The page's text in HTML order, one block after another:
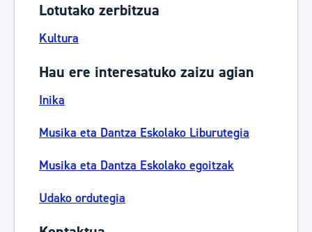
Lotutako zerbitzua
Kultura
Hau ere interesatuko zaizu agian
Inika
Musika eta Dantza Eskolako Liburutegia
Musika eta Dantza Eskolako egoitzak
Udako ordutegia